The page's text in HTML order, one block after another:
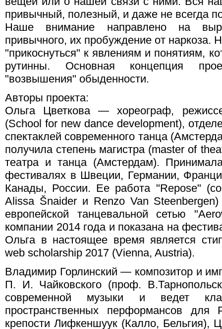
привычный, полезный, и даже не всегда
Наше внимание направлено на
привычного, их пробуждение от наркоза.
"прикоснуться" к явлениям и понятиям,
рутинны. Основная концепция
"возвышения" обыденности.
Авторы проекта:
Ольга Цветкова — хореограф,
(School for new dance development),
спектаклей современного танца
получила степень магистра (master of
театра и танца (Амстердам).
фестивалях в Швеции, Германии,
Канады, России. Ее работа "Repose"
Alissa Šnaider и Renzo Van
европейской танцевальной сетью
компании 2014 года и показана на
Ольга в настоящее время является
web scholarship 2017 (Vienna, Austria).
Владимир Горлинский — композитор и
П. И. Чайковского (проф.
современной музыки и ведет
пространственных перформансов для
крепости Лифкеншуук (Калло, Бельгия),